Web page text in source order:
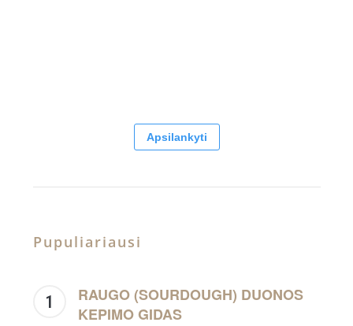
Apsilankyti
Pupuliariausi
RAUGO (SOURDOUGH) DUONOS
KEPIMO GIDAS